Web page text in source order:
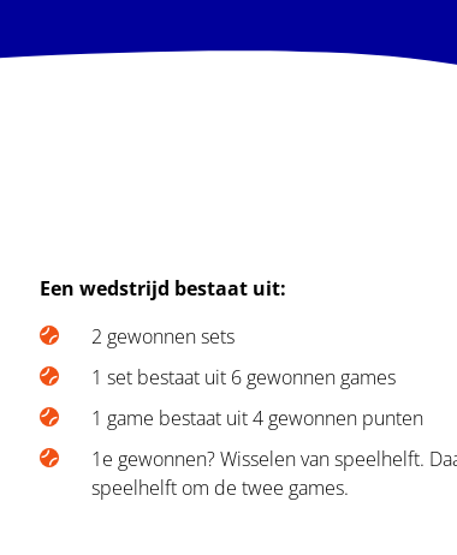
Een wedstrijd bestaat uit:
2 gewonnen sets
1 set bestaat uit 6 gewonnen games
1 game bestaat uit 4 gewonnen punten
1e gewonnen? Wisselen van speelhelft.
speelhelft om de twee games.